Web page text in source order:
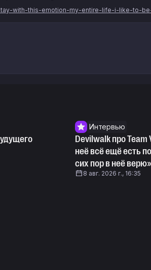
with-this-emotion-my-entire-life-i-like-to-
Интервью
Devilwalk про
неё всё ещё есть
сих пор в неё верю»
8 авг. 2026 г., 16:35